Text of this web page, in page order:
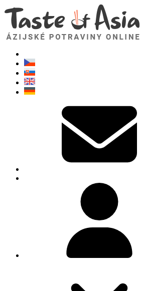
TasteOfAsia.sk
Neváhajte sa opýtať. Som tu pre vás!